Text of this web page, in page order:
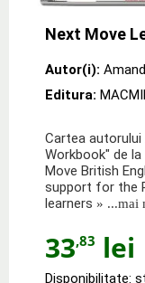
Next Move
Autor(i):
Editura:
Cartea autorului
Workbook" de
Move British
support for the
learners » ...mai
33,83 lei
Disponibilitate: